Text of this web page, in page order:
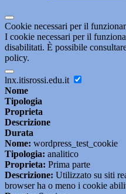
Cookie necessari per il
I cookie necessari per il
disabilitati. È possibile
policy.
lnx.itisrossi.edu.it
Nome
Tipologia
Proprieta
Descrizione
Durata
Nome: wordpress_test_cookie
Tipologia: analitico
Proprieta: Prima parte
Descrizione: Utilizzato su siti
browser ha o meno i cookie